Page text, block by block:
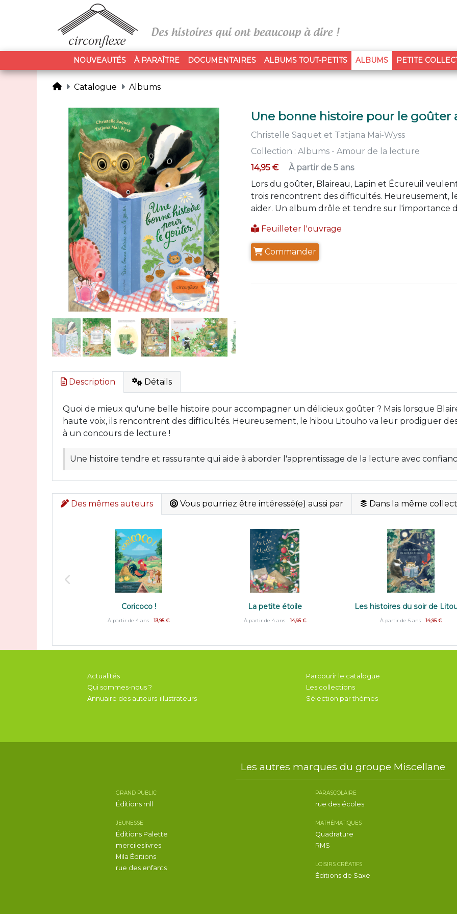
NOUVEAUTÉS À PARAÎTRE DOCUMENTAIRES ALBUMS TOUT-PETITS ALBUMS(CURRENT)
PETITE
Catalogue Albums
Une bonne histoire pour le goûter
Christelle Saquet et Tatjana Mai-Wyss
Collection : Albums - Amour de la lecture
14,95 €
À partir de 5 ans
Lors du goûter, Blaireau, Lapin et Écureuil
trois rencontrent des difficultés. Heureusement,
aider. Un album drôle et tendre sur l'importance
Feuilleter l'ouvrage
Commander
Description Détails
Quoi de mieux qu'une belle histoire pour accompagner un délicieux goûter ? Mais lorsque
haute voix, ils rencontrent des difficultés. Heureusement, le hibou Litouho va leur prodiguer
à un concours de lecture !
Une histoire tendre et rassurante qui aide à aborder l'apprentissage de la lecture avec
Des mêmes auteurs Vous pourriez être intéressé(e) aussi par Dans la même
Coricoco !
À partir de 4 ans 13,95 €
La petite étoile
À partir de 4 ans 14,95 €
Les histoires du soir de
À partir de 5 ans 14,95 €
Actualités
Qui sommes-nous ?
Annuaire des auteurs-illustrateurs
Parcourir le catalogue
Les collections
Sélection par thèmes
Les autres marques du groupe Miscellane
GRAND PUBLIC
Éditions mll
JEUNESSE
Éditions Palette
mercileslivres
Mila Éditions
rue des enfants
PARASCOLAIRE
rue des écoles
MATHÉMATIQUES
Quadrature
RMS
LOISIRS CRÉATIFS
Éditions de Saxe